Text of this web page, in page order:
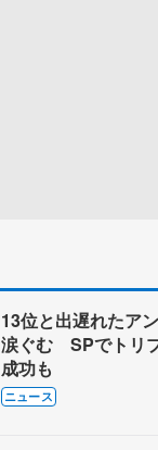
13位と出遅れたア
涙ぐむ SPでトリ
成功も
ニュース